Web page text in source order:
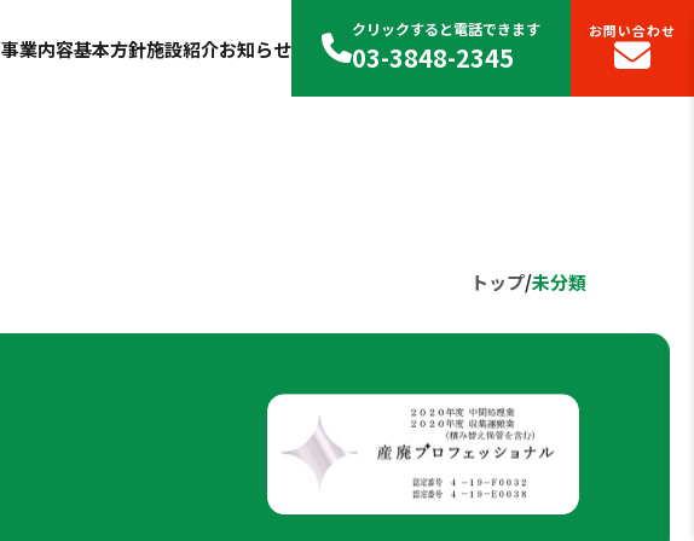
事業内容基本方針施設紹介お知らせ
クリックすると電話できます
03-3848-2345
お問い合わせ
トップ/未分類